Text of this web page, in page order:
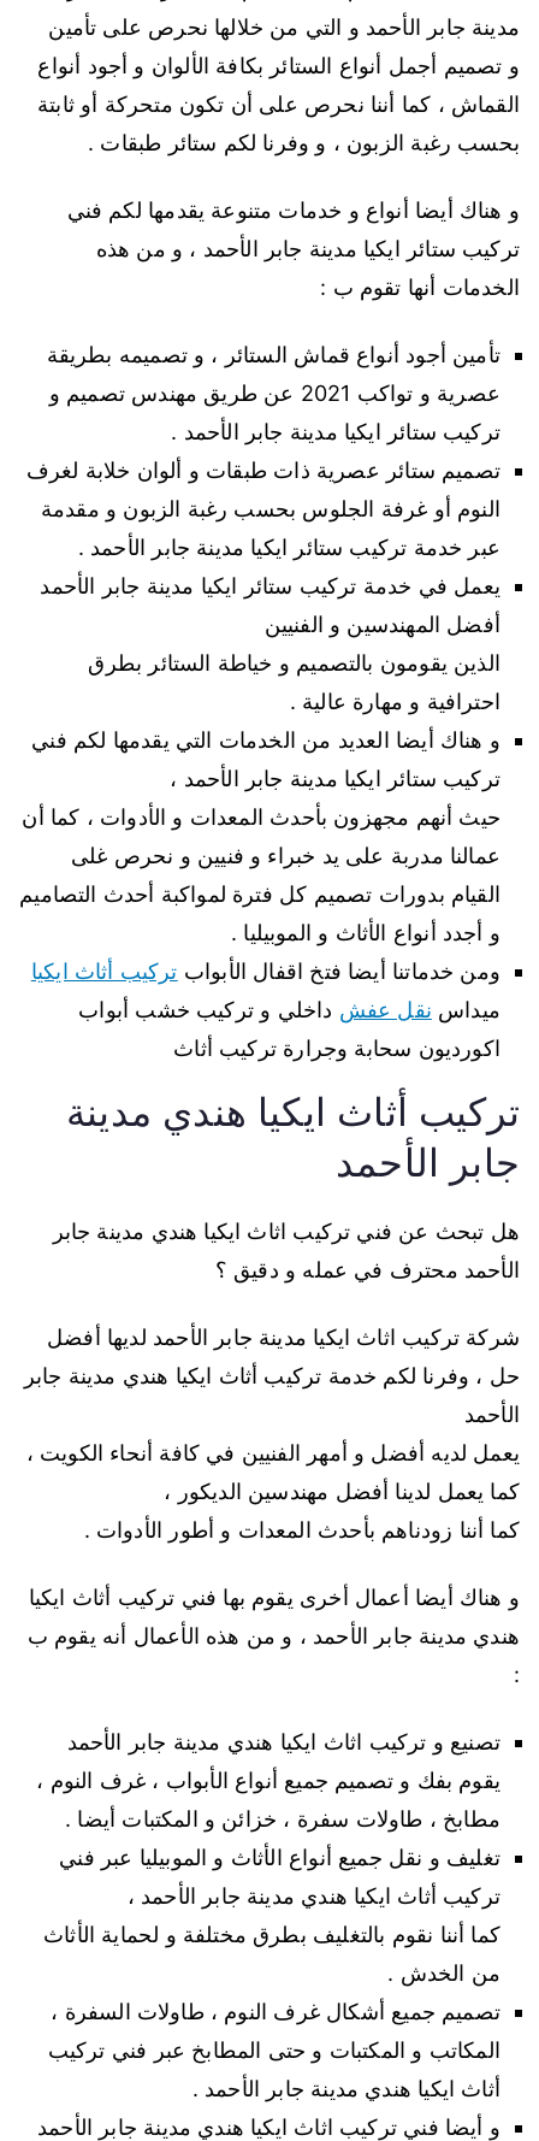
مدينة جابر الأحمد و التي من خلالها نحرص على تأمين
و تصميم أجمل أنواع الستائر بكافة الألوان و أجود أنواع
القماش ، كما أننا نحرص على أن تكون متحركة أو ثابتة
بحسب رغبة الزبون ، و وفرنا لكم ستائر طبقات .
و هناك أيضا أنواع و خدمات متنوعة يقدمها لكم فني
تركيب ستائر ايكيا مدينة جابر الأحمد ، و من هذه
الخدمات أنها تقوم ب :
تأمين أجود أنواع قماش الستائر ، و تصميمه بطريقة
عصرية و تواكب 2021 عن طريق مهندس تصميم و
تركيب ستائر ايكيا مدينة جابر الأحمد .
تصميم ستائر عصرية ذات طبقات و ألوان خلابة لغرف
النوم أو غرفة الجلوس بحسب رغبة الزبون و مقدمة
عبر خدمة تركيب ستائر ايكيا مدينة جابر الأحمد .
يعمل في خدمة تركيب ستائر ايكيا مدينة جابر الأحمد
أفضل المهندسين و الفنيين
الذين يقومون بالتصميم و خياطة الستائر بطرق
احترافية و مهارة عالية .
و هناك أيضا العديد من الخدمات التي يقدمها لكم فني
تركيب ستائر ايكيا مدينة جابر الأحمد ،
حيث أنهم مجهزون بأحدث المعدات و الأدوات ، كما أن
عمالنا مدربة على يد خبراء و فنيين و نحرص غلى
القيام بدورات تصميم كل فترة لمواكبة أحدث التصاميم
و أجدد أنواع الأثاث و الموبيليا .
ومن خدماتنا أيضا فتخ اقفال الأبواب تركيب أثاث ايكيا
ميداس نقل عفش داخلي و تركيب خشب أبواب
اكورديون سحابة وجرارة تركيب أثاث
تركيب أثاث ايكيا هندي مدينة
جابر الأحمد
هل تبحث عن فني تركيب اثاث ايكيا هندي مدينة جابر
الأحمد محترف في عمله و دقيق ؟
شركة تركيب اثاث ايكيا مدينة جابر الأحمد لديها أفضل
حل ، وفرنا لكم خدمة تركيب أثاث ايكيا هندي مدينة جابر
الأحمد
يعمل لديه أفضل و أمهر الفنيين في كافة أنحاء الكويت ،
كما يعمل لدينا أفضل مهندسين الديكور ،
كما أننا زودناهم بأحدث المعدات و أطور الأدوات .
و هناك أيضا أعمال أخرى يقوم بها فني تركيب أثاث ايكيا
هندي مدينة جابر الأحمد ، و من هذه الأعمال أنه يقوم ب
:
تصنيع و تركيب اثاث ايكيا هندي مدينة جابر الأحمد
يقوم بفك و تصميم جميع أنواع الأبواب ، غرف النوم ،
مطابخ ، طاولات سفرة ، خزائن و المكتبات أيضا .
تغليف و نقل جميع أنواع الأثاث و الموبيليا عبر فني
تركيب أثاث ايكيا هندي مدينة جابر الأحمد ،
كما أننا نقوم بالتغليف بطرق مختلفة و لحماية الأثاث
من الخدش .
تصميم جميع أشكال غرف النوم ، طاولات السفرة ،
المكاتب و المكتبات و حتى المطابخ عبر فني تركيب
أثاث ايكيا هندي مدينة جابر الأحمد .
و أيضا فني تركيب اثاث ايكيا هندي مدينة جابر الأحمد